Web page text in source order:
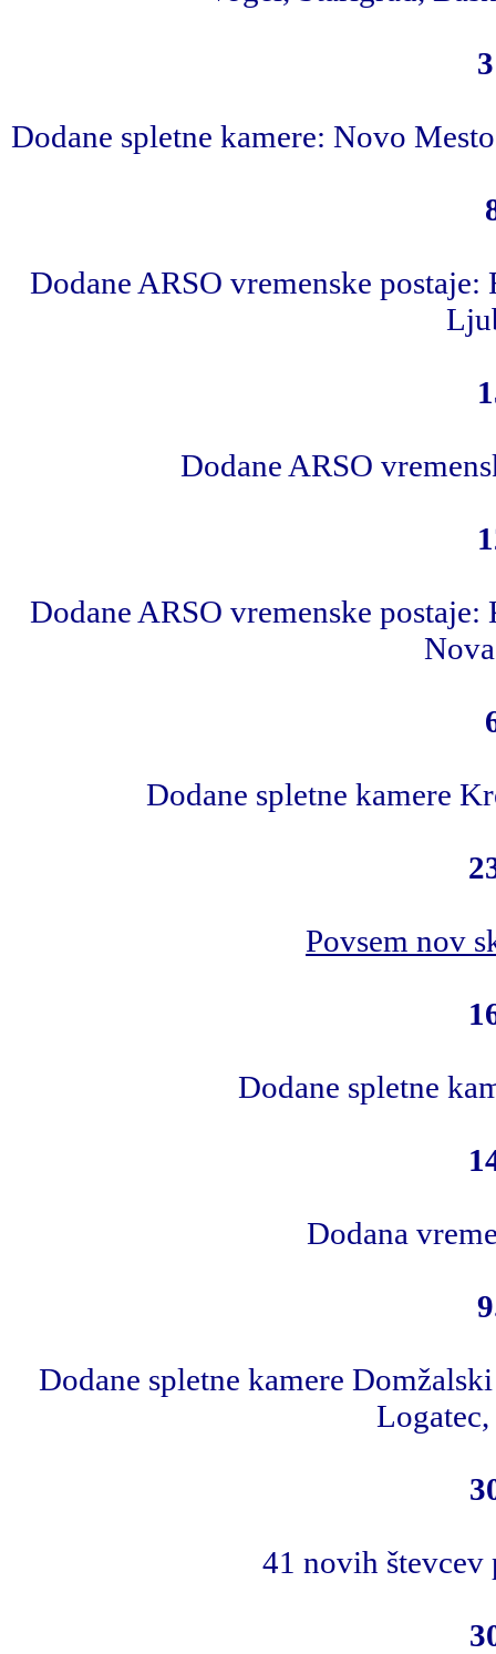
Dodane spletne kamere: Novo
Dodane ARSO vremenske
Dodane ARSO
Dodane ARSO vremenske
Dodane spletne kamere
Povsem nov
Dodane spletne
Dodana
Dodane spletne kamere
41 novih števcev